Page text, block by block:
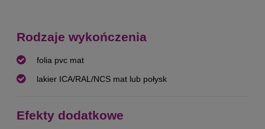
Rodzaje wykończenia
folia pvc mat
lakier ICA/RAL/NCS mat lub połysk
Efekty dodatkowe